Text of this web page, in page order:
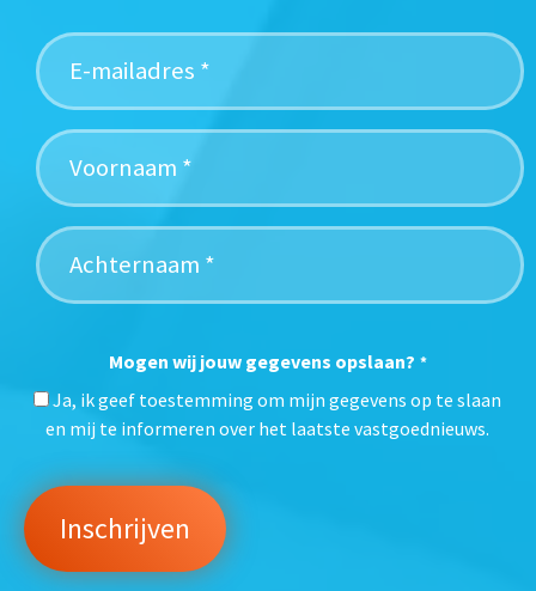
Mogen wij jouw gegevens opslaan? *
Ja, ik geef toestemming om mijn gegevens op te slaan
en mij te informeren over het laatste vastgoednieuws.